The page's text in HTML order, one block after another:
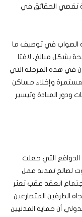
تقصي الحقائق في
الصواب في توصيف ما
بشكل مبالغ، لافتا
في هذه المرحلة التي
وإخلاء مساكن
ودور العبادة وتيسير
التي جعلت
لصالح تمديد عمل
انعقد عقب تعثر
قبل أقل من 60 يوما واتجاه الطرفين المتصارعين
أن حماية المدنيين